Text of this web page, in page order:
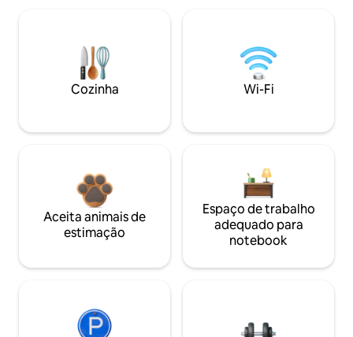
Cozinha Wi-Fi
Aceita animais de
estimação
Espaço de trabalho
adequado para
notebook